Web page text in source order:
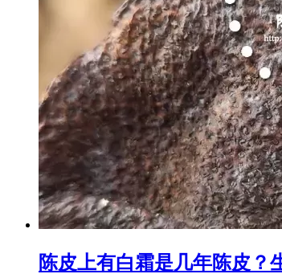
陈皮上有白霜是几年陈皮？